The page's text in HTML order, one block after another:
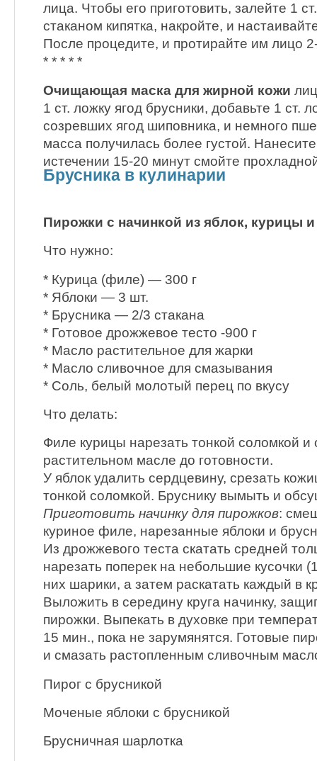
лица. Чтобы его приготовить, залейте 1
стаканом кипятка, накройте, и
После процедите, и протирайте им лицо
* * * * *
Очищающая маска для жирной кожи
1 ст. ложку ягод брусники, добавьте 1 ст.
созревших ягод шиповника, и немного
масса получилась более густой.
истечении 15-20 минут смойте
Брусника в кулинарии
Пирожки с начинкой из яблок, курицы
Что нужно:
* Курица (филе) — 300 г
* Яблоки — 3 шт.
* Брусника — 2/3 стакана
* Готовое дрожжевое тесто -900 г
* Масло растительное для жарки
* Масло сливочное для смазывания
* Соль, белый молотый перец по вкусу
Что делать:
Филе курицы нарезать тонкой соломкой и
растительном масле до готовности.
У яблок удалить сердцевину, срезать
тонкой соломкой. Бруснику вымыть и
Приготовить начинку для пирожков:
куриное филе, нарезанные яблоки и
Из дрожжевого теста скатать средней
нарезать поперек на небольшие кусочки
них шарики, а затем раскатать каждый в
Выложить в середину круга начинку,
пирожки. Выпекать в духовке при
15 мин., пока не зарумянятся. Готовые
и смазать растопленным сливочным
Пирог с брусникой
Моченые яблоки с брусникой
Брусничная шарлотка